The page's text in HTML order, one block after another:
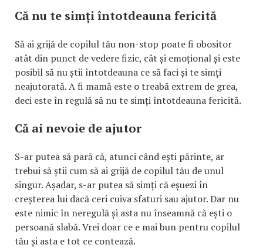
Că nu te simți întotdeauna fericită
Să ai grijă de copilul tău non-stop poate fi obositor
atât din punct de vedere fizic, cât și emoțional și este
posibil să nu știi întotdeauna ce să faci și te simți
neajutorată. A fi mamă este o treabă extrem de grea,
deci este în regulă să nu te simți întotdeauna fericită.
Că ai nevoie de ajutor
S-ar putea să pară că, atunci când ești părinte, ar
trebui să știi cum să ai grijă de copilul tău de unul
singur. Așadar, s-ar putea să simți că eșuezi în
creșterea lui dacă ceri cuiva sfaturi sau ajutor. Dar nu
este nimic în neregulă și asta nu înseamnă că ești o
persoană slabă. Vrei doar ce e mai bun pentru copilul
tău și asta e tot ce contează.